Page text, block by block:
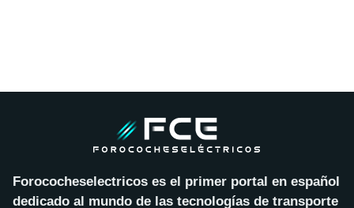
Forococheselectricos es el primer portal en español
dedicado al mundo de las tecnologías de transporte